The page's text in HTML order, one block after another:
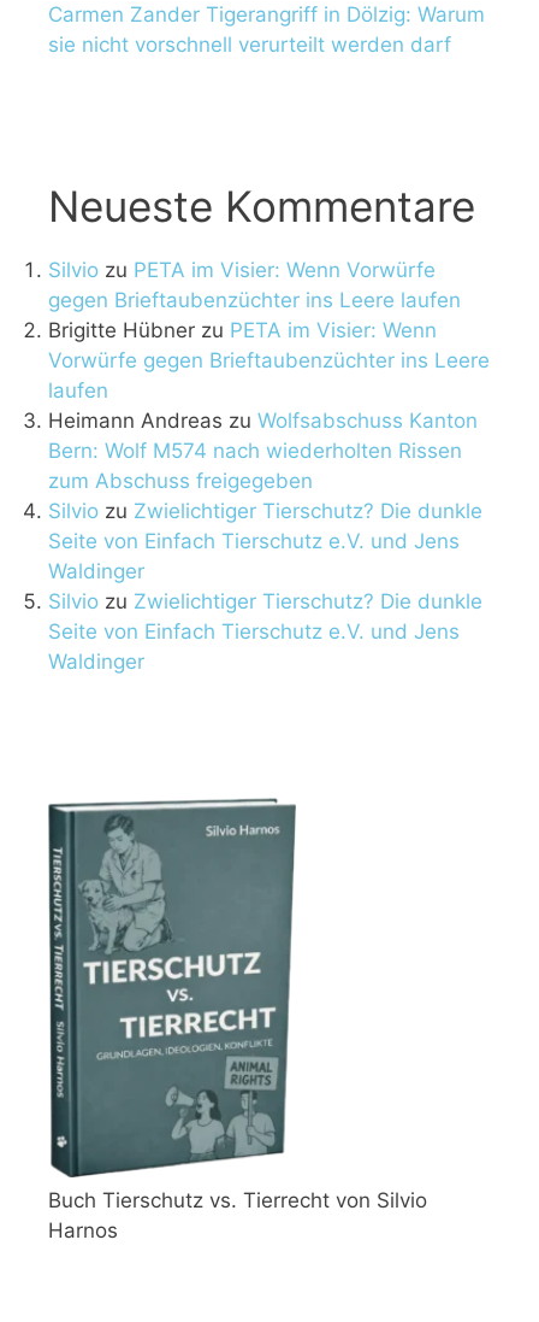
Carmen Zander Tigerangriff in Dölzig: Warum
sie nicht vorschnell verurteilt werden darf
Neueste Kommentare
Silvio zu PETA im Visier: Wenn Vorwürfe
gegen Brieftaubenzüchter ins Leere laufen
Brigitte Hübner zu PETA im Visier: Wenn
Vorwürfe gegen Brieftaubenzüchter ins Leere
laufen
Heimann Andreas zu Wolfsabschuss Kanton
Bern: Wolf M574 nach wiederholten Rissen
zum Abschuss freigegeben
Silvio zu Zwielichtiger Tierschutz? Die dunkle
Seite von Einfach Tierschutz e.V. und Jens
Waldinger
Silvio zu Zwielichtiger Tierschutz? Die dunkle
Seite von Einfach Tierschutz e.V. und Jens
Waldinger
Buch Tierschutz vs. Tierrecht von Silvio
Harnos